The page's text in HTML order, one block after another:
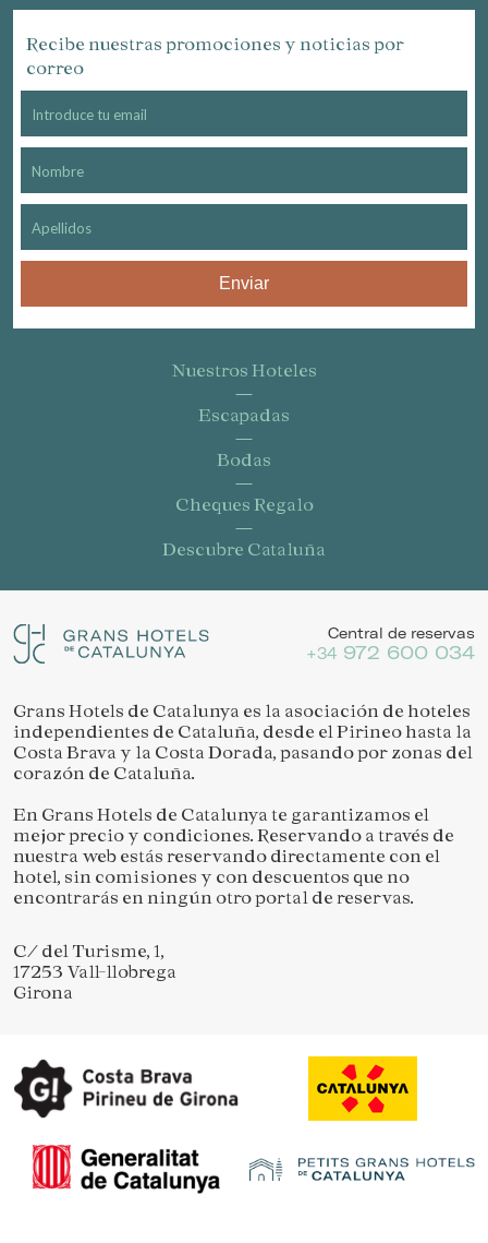
Recibe nuestras promociones y noticias por
correo
Enviar
Nuestros Hoteles
Escapadas
Bodas
Cheques Regalo
Descubre Cataluña
Central de reservas
+34 972 600 034
Grans Hotels de Catalunya es la asociación de hoteles
independientes de Cataluña, desde el Pirineo hasta la
Costa Brava y la Costa Dorada, pasando por zonas del
corazón de Cataluña.
En Grans Hotels de Catalunya te garantizamos el
mejor precio y condiciones. Reservando a través de
nuestra web estás reservando directamente con el
hotel, sin comisiones y con descuentos que no
encontrarás en ningún otro portal de reservas.
C/ del Turisme, 1,
17253 Vall-llobrega
Girona